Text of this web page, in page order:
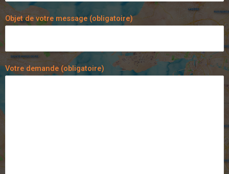
Objet de votre message (obligatoire)
Votre demande (obligatoire)